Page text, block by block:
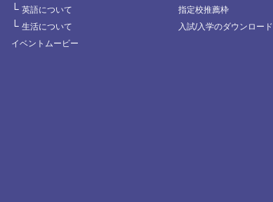
└ 英語について
└ 生活について
イベントムービー
指定校推薦枠
入試/入学のダウンロード